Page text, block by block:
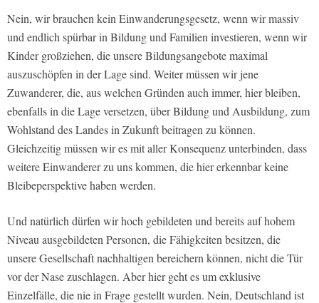
Nein, wir brauchen kein Einwanderungsgesetz, wenn wir massiv
und endlich spürbar in Bildung und Familien investieren, wenn wir
Kinder großziehen, die unsere Bildungsangebote maximal
auszuschöpfen in der Lage sind. Weiter müssen wir jene
Zuwanderer, die, aus welchen Gründen auch immer, hier bleiben,
ebenfalls in die Lage versetzen, über Bildung und Ausbildung, zum
Wohlstand des Landes in Zukunft beitragen zu können.
Gleichzeitig müssen wir es mit aller Konsequenz unterbinden, dass
weitere Einwanderer zu uns kommen, die hier erkennbar keine
Bleibeperspektive haben werden.
Und natürlich dürfen wir hoch gebildeten und bereits auf hohem
Niveau ausgebildeten Personen, die Fähigkeiten besitzen, die
unsere Gesellschaft nachhaltigen bereichern können, nicht die Tür
vor der Nase zuschlagen. Aber hier geht es um exklusive
Einzelfälle, die nie in Frage gestellt wurden. Nein, Deutschland ist